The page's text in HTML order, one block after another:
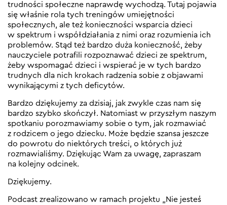
trudności społeczne naprawdę wychodzą. Tutaj pojawia
się właśnie rola tych treningów umiejętności
społecznych, ale też konieczności wsparcia dzieci
w spektrum i współdziałania z nimi oraz rozumienia ich
problemów. Stąd też bardzo duża konieczność, żeby
nauczyciele potrafili rozpoznawać dzieci ze spektrum,
żeby wspomagać dzieci i wspierać je w tych bardzo
trudnych dla nich krokach radzenia sobie z objawami
wynikającymi z tych deficytów.
Bardzo dziękujemy za dzisiaj, jak zwykle czas nam się
bardzo szybko skończył. Natomiast w przyszłym naszym
spotkaniu porozmawiamy sobie o tym, jak rozmawiać
z rodzicem o jego dziecku. Może będzie szansa jeszcze
do powrotu do niektórych treści, o których już
rozmawialiśmy. Dziękując Wam za uwagę, zapraszam
na kolejny odcinek.
Dziękujemy.
Podcast zrealizowano w ramach projektu „Nie jesteś